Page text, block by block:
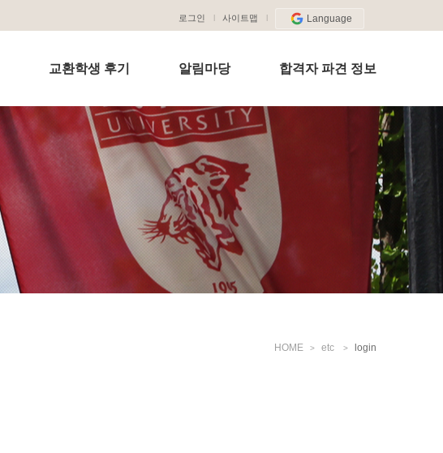
로그인 사이트맵 Language
교환학생 후기 알림마당 합격자 파견 정보
HOME etc login